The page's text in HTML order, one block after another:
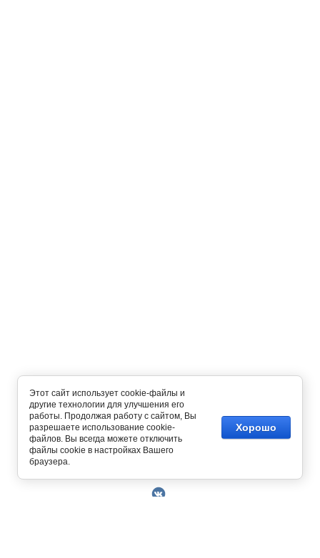
Copyright © 2014 - 2026
Этот сайт использует cookie-файлы и
другие технологии для улучшения его
работы. Продолжая работу с сайтом, Вы
разрешаете использование cookie-
файлов. Вы всегда можете отключить
файлы cookie в настройках Вашего
браузера.
Хорошо